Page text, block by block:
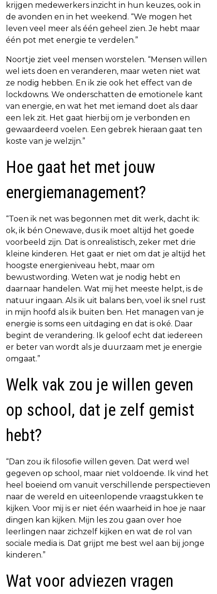
krijgen medewerkers inzicht in hun keuzes, ook in
de avonden en in het weekend. “We mogen het
leven veel meer als één geheel zien. Je hebt maar
één pot met energie te verdelen.”
Noortje ziet veel mensen worstelen. “Mensen willen
wel iets doen en veranderen, maar weten niet wat
ze nodig hebben. En ik zie ook het effect van de
lockdowns. We onderschatten de emotionele kant
van energie, en wat het met iemand doet als daar
een lek zit. Het gaat hierbij om je verbonden en
gewaardeerd voelen. Een gebrek hieraan gaat ten
koste van je welzijn.”
Hoe gaat het met jouw
energiemanagement?
“Toen ik net was begonnen met dit werk, dacht ik:
ok, ik bén Onewave, dus ik moet altijd het goede
voorbeeld zijn. Dat is onrealistisch, zeker met drie
kleine kinderen. Het gaat er niet om dat je altijd het
hoogste energieniveau hebt, maar om
bewustwording. Weten wat je nodig hebt en
daarnaar handelen. Wat mij het meeste helpt, is de
natuur ingaan. Als ik uit balans ben, voel ik snel rust
in mijn hoofd als ik buiten ben. Het managen van je
energie is soms een uitdaging en dat is oké. Daar
begint de verandering. Ik geloof echt dat iedereen
er beter van wordt als je duurzaam met je energie
omgaat.”
Welk vak zou je willen geven
op school, dat je zelf gemist
hebt?
“Dan zou ik filosofie willen geven. Dat werd wel
gegeven op school, maar niet voldoende. Ik vind het
heel boeiend om vanuit verschillende perspectieven
naar de wereld en uiteenlopende vraagstukken te
kijken. Voor mij is er niet één waarheid in hoe je naar
dingen kan kijken. Mijn les zou gaan over hoe
leerlingen naar zichzelf kijken en wat de rol van
sociale media is. Dat grijpt me best wel aan bij jonge
kinderen.”
Wat voor adviezen vragen